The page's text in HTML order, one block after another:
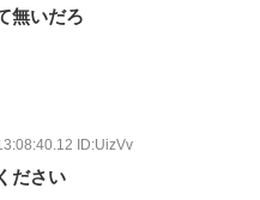
無いだろ
ID:UizVv
ださい